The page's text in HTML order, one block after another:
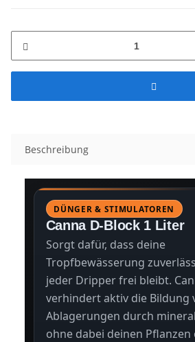
Beschreibung
DÜNGER & STIMULATOREN
Canna D-Block 1 Liter
Sorgt dafür, dass deine
Tropfbewässerung
jeder Dripper frei bleibt.
verhindert aktiv die Bildung
Ablagerungen durch
ohne dabei deinen